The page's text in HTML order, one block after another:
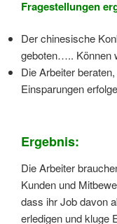
Fragestellungen
Der chinesische
geboten….. Können
Die Arbeiter
Einsparungen
Ergebnis:
Die Arbeiter
Kunden und
dass ihr Job davon
erledigen und kluge